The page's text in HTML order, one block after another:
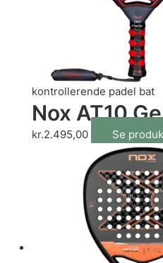
kontrollerende padel bat
Nox AT10
kr.2.495,00 Se